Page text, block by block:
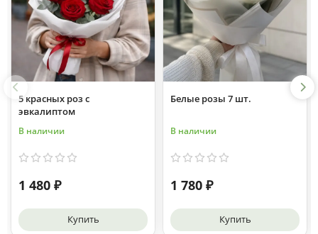
5 красных роз с
эвкалиптом
В наличии
1 480 ₽
Купить
Белые розы 7 шт.
В наличии
1 780 ₽
Купить